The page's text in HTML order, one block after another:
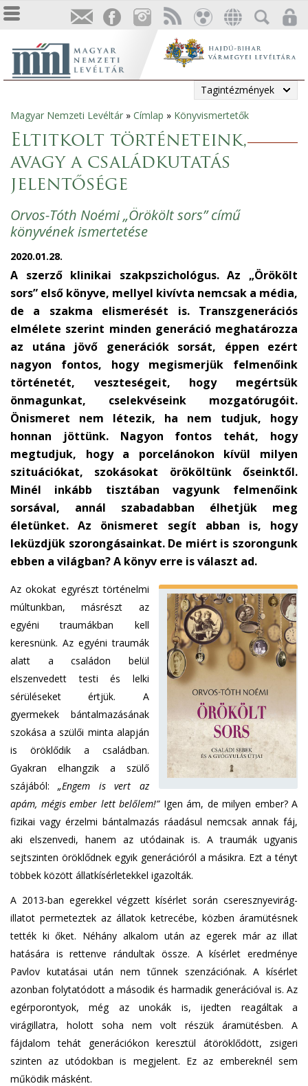
Tagintézmények
Jelenlegi
hely
Magyar Nemzeti Levéltár » Címlap » Könyvismertetők
Eltitkolt történeteink,
avagy a családkutatás
jelentősége
Orvos-Tóth Noémi „Örökölt sors” című
könyvének ismertetése
2020.01.28.
A szerző klinikai szakpszichológus. Az „Örökölt
sors” első könyve, mellyel kivívta nemcsak a média,
de a szakma elismerését is. Transzgenerációs
elmélete szerint minden generáció meghatározza
az utána jövő generációk sorsát, éppen ezért
nagyon fontos, hogy megismerjük felmenőink
történetét, veszteségeit, hogy megértsük
önmagunkat, cselekvéseink mozgatórugóit.
Önismeret nem létezik, ha nem tudjuk, hogy
honnan jöttünk. Nagyon fontos tehát, hogy
megtudjuk, hogy a porcelánokon kívül milyen
szituációkat, szokásokat örököltünk őseinktől.
Minél inkább tisztában vagyunk felmenőink
sorsával, annál szabadabban élhetjük meg
életünket. Az önismeret segít abban is, hogy
leküzdjük szorongásainkat. De miért is szorongunk
ebben a világban? A könyv erre is választ ad.
Az okokat egyrészt történelmi
múltunkban, másrészt az
egyéni traumákban kell
keresnünk. Az egyéni traumák
alatt a családon belül
elszenvedett testi és lelki
sérüléseket értjük. A
gyermekek bántalmazásának
szokása a szülői minta alapján
is öröklődik a családban.
Gyakran elhangzik a szülő
szájából:„Engem is vert az
apám, mégis ember lett belőlem!”Igen ám, de milyen ember? A
fizikai vagy érzelmi bántalmazás ráadásul nemcsak annak fáj,
aki elszenvedi, hanem az utódainak is. A traumák ugyanis
sejtszinten öröklődnek egyik generációról a másikra. Ezt a tényt
többek között állatkísérletekkel igazolták.
A 2013-ban egerekkel végzett kísérlet során cseresznyevirág-
illatot permeteztek az állatok ketrecébe, közben áramütésnek
tették ki őket. Néhány alkalom után az egerek már az illat
hatására is rettenve rándultak össze. A kísérlet eredménye
Pavlov kutatásai után nem tűnnek szenzációnak. A kísérlet
azonban folytatódott a második és harmadik generációval is. Az
egérporontyok, még az unokák is, ijedten reagáltak a
virágillatra, holott soha nem volt részük áramütésben. A
fájdalom tehát generációkon keresztül átöröklődött, zsigeri
szinten az utódokban is megjelent. Ez az embereknél sem
működik másként.